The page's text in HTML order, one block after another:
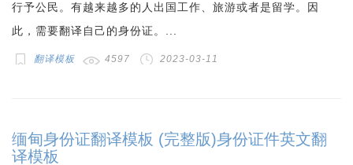
行予公民。有越来越多的人出国工作、旅游或者是留学。因
此，需要翻译自己的身份证。...
翻译模板 4597 2023-03-11
缅甸身份证翻译模板 (完整版)身份证件英文翻
译模板